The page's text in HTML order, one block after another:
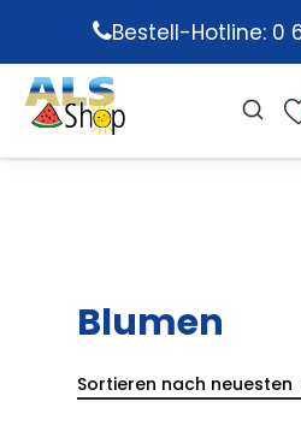
main
content
Bestell-Hotline: 0
Blumen
Sortieren nach neuesten